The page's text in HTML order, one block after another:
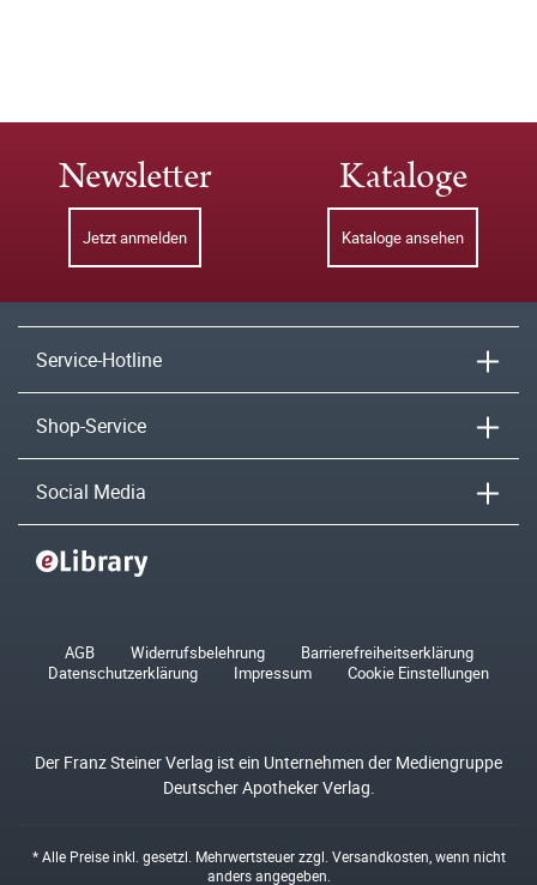
Newsletter
Jetzt anmelden
Kataloge
Kataloge ansehen
Service-Hotline
Shop-Service
Social Media
AGB Widerrufsbelehrung
Barrierefreiheitserklärung
Datenschutzerklärung
Impressum Cookie Einstellungen
Der Franz Steiner Verlag ist ein Unternehmen der Mediengruppe
Deutscher Apotheker Verlag.
* Alle Preise inkl. gesetzl. Mehrwertsteuer zzgl. Versandkosten , wenn nicht
anders angegeben.